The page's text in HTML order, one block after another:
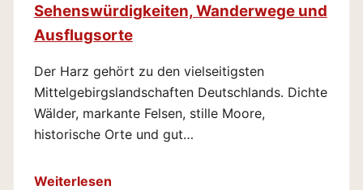
Sehenswürdigkeiten, Wanderwege und
Ausflugsorte
Der Harz gehört zu den vielseitigsten
Mittelgebirgslandschaften Deutschlands. Dichte
Wälder, markante Felsen, stille Moore,
historische Orte und gut…
Weiterlesen